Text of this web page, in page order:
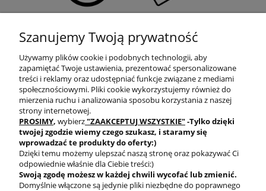
DARMOWA DOSTAWA PRODUKTY OD RĘKI
Szanujemy Twoją prywatność
Używamy plików cookie i podobnych technologii, aby
zapamiętać Twoje ustawienia, prezentować spersonalizowane
treści i reklamy oraz udostępniać funkcje związane z mediami
społecznościowymi. Pliki cookie wykorzystujemy również do
mierzenia ruchu i analizowania sposobu korzystania z naszej
strony internetowej.
PROSIMY, wybierz"ZAAKCEPTUJ WSZYSTKIE"-Tylko dzięki
twojej zgodziewiemy czego szukasz, i staramy się
wprowadzać te produkty do oferty:)
Dzięki temu możemy ulepszać naszą stronę oraz pokazywać Ci
odpowiednie właśnie dla Ciebie treści:)
Swoją zgodę możesz w każdej chwili wycofać lub zmienić.
Domyślnie włączone są jedynie pliki niezbędne do poprawnego